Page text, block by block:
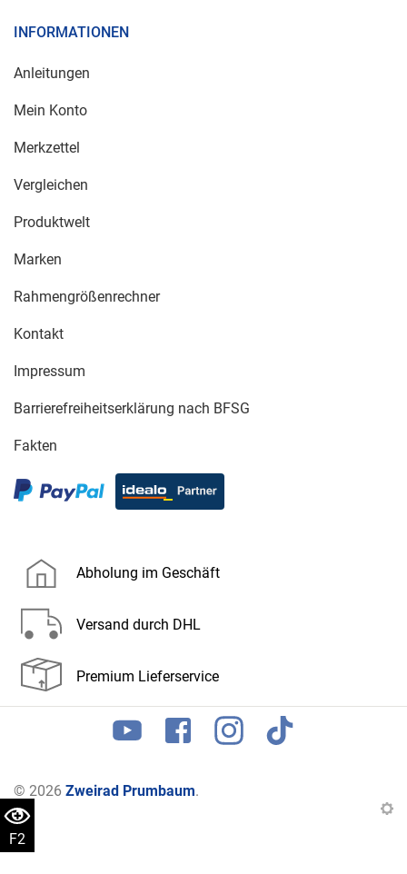
F2
INFORMATIONEN
Anleitungen
Mein Konto
Merkzettel
Vergleichen
Produktwelt
Marken
Rahmengrößenrechner
Kontakt
Impressum
Barrierefreiheitserklärung nach BFSG
Fakten
Abholung im Geschäft
Versand durch DHL
Premium Lieferservice
© 2026 Zweirad Prumbaum.